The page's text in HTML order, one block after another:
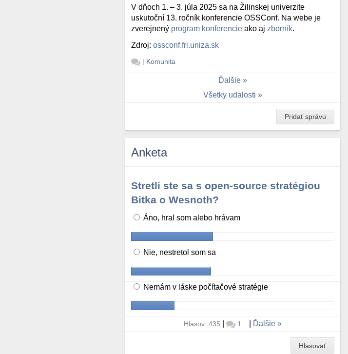
V dňoch 1. – 3. júla 2025 sa na Žilinskej univerzite
uskutoční 13. ročník konferencie OSSConf. Na webe je
zverejnený program konferencie ako aj zborník.
Zdroj:ossconf.fri.uniza.sk
| Komunita
Ďalšie
Všetky udalosti
Pridať správu
Anketa
Stretli ste sa s open-source stratégiou
Bitka o Wesnoth?
Áno, hral som alebo hrávam
Nie, nestretol som sa
Nemám v láske počítačové stratégie
Hlasov: 435 | 1 Ďalšie
Hlasovať